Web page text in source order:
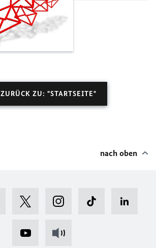
ZURÜCK ZU: "STARTSEITE"
nach oben